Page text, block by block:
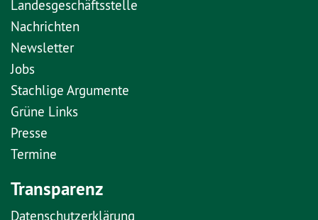
Landesgeschäftsstelle
Nachrichten
Newsletter
Jobs
Stachlige Argumente
Grüne Links
Presse
Termine
Transparenz
Datenschutzerklärung